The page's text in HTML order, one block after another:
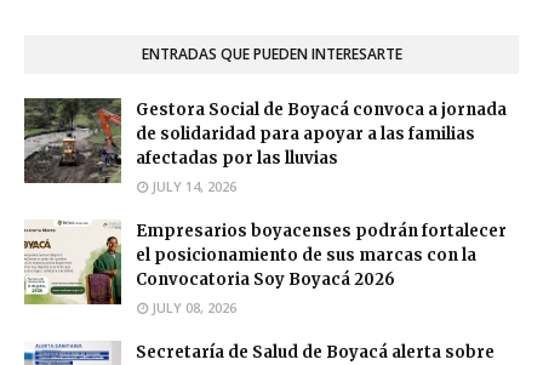
ENTRADAS QUE PUEDEN INTERESARTE
Gestora Social de Boyacá convoca a jornada
de solidaridad para apoyar a las familias
afectadas por las lluvias
JULY 14, 2026
Empresarios boyacenses podrán fortalecer
el posicionamiento de sus marcas con la
Convocatoria Soy Boyacá 2026
JULY 08, 2026
Secretaría de Salud de Boyacá alerta sobre